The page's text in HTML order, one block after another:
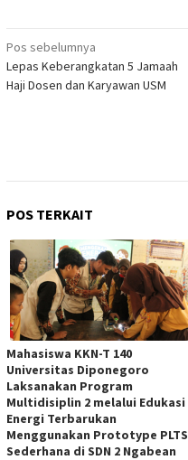
Navigasi
pos
Pos sebelumnya
Lepas Keberangkatan 5 Jamaah
Haji Dosen dan Karyawan USM
POS TERKAIT
Mahasiswa KKN-T 140
Universitas Diponegoro
Laksanakan Program
Multidisiplin 2 melalui Edukasi
Energi Terbarukan
Menggunakan Prototype PLTS
Sederhana di SDN 2 Ngabean